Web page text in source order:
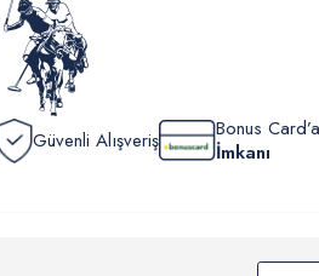
Güvenli Alışveriş
Bonus
İmkanı